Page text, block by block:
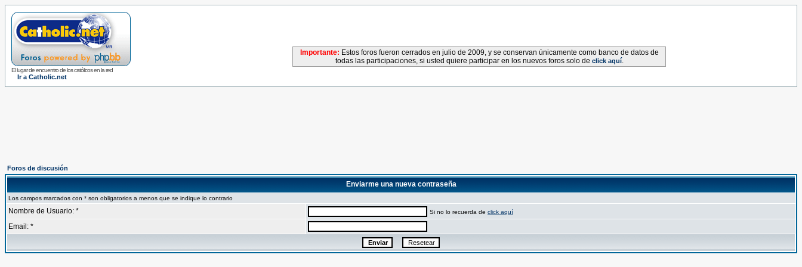
El lugar de encuentro de los católicos en la red
Ir a Catholic.net
Importante: Estos foros fueron cerrados en julio de 2009, y se conservan únicamente como banco de datos de
todas las participaciones, si usted quiere participar en los nuevos foros solo de click aquí.
Foros de discusión
Enviarme una nueva contraseña
Los campos marcados con * son obligatorios a menos que se indique lo contrario
Nombre de Usuario: * Si no lo recuerda de click aquí
Email: *